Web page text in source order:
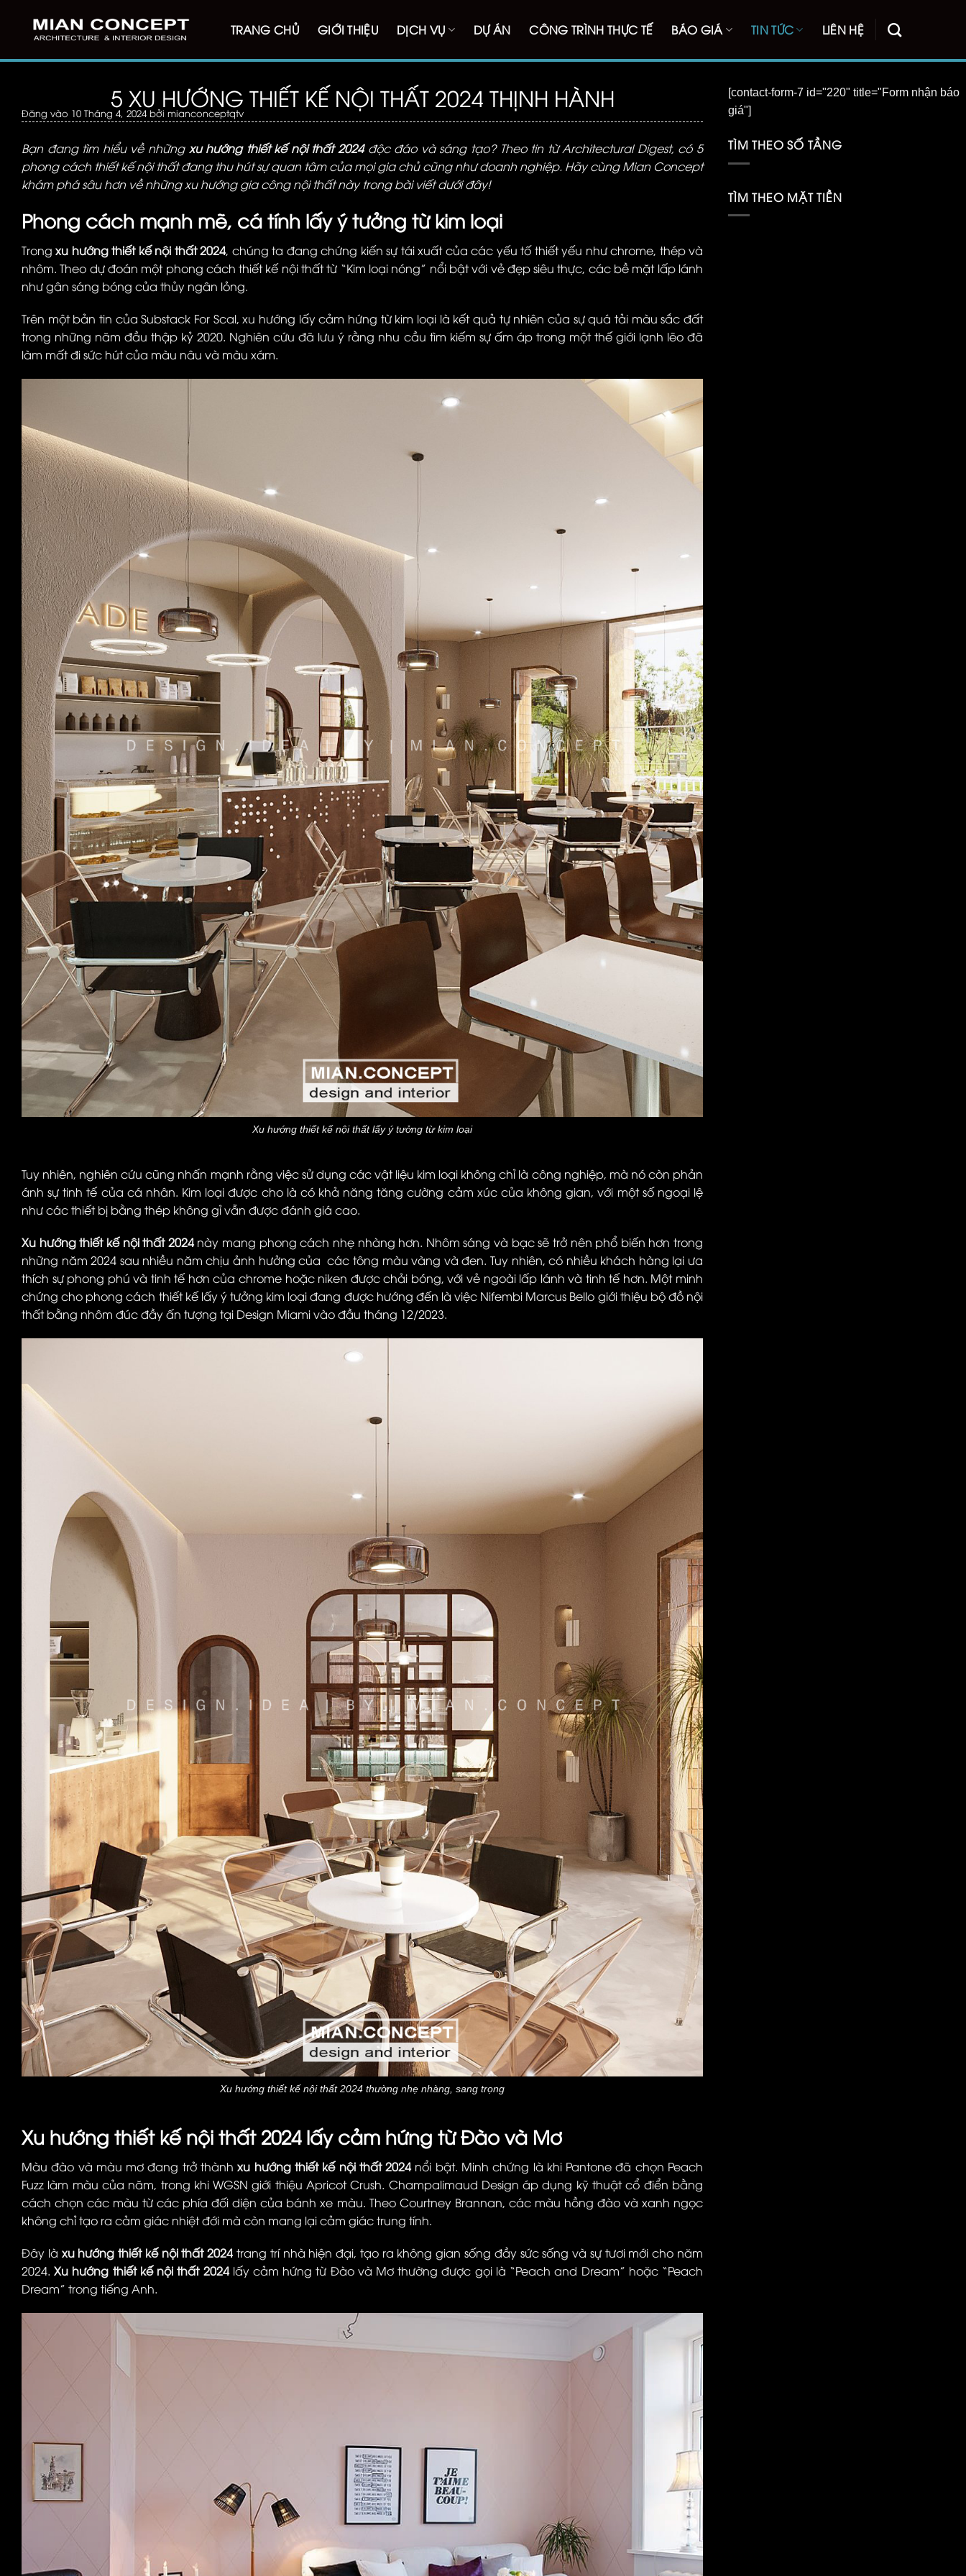
dung
TRANG CHỦ GIỚI THIỆU DỊCH VỤ DỰ ÁN CÔNG TRÌNH THỰC TẾ BÁO GIÁ TIN TỨC LIÊN HỆ
5 XU HƯỚNG THIẾT KẾ NỘI THẤT 2024 THỊNH HÀNH
Đăng vào 10 Tháng 4, 2024 bởi mianconceptqtv
Bạn đang tìm hiểu về những xu hướng thiết kế nội thất 2024độc đáo và sáng tạo? Theo tin từ Architectural Digest, có 5
phong cách thiết kế nội thất đang thu hút sự quan tâm của mọi gia chủ cũng như doanh nghiệp. Hãy cùngMian Concept
khám phá sâu hơn về những xu hướng gia công nội thất này trong bài viết dưới đây!
Phong cách mạnh mẽ, cá tính lấy ý tưởng từ kim loại
Trongxu hướng thiết kế nội thất 2024, chúng ta đang chứng kiến sự tái xuất của các yếu tố thiết yếu như chrome, thép và
nhôm. Theo dự đoán một phong cách thiết kế nội thất từ “Kim loại nóng” nổi bật với vẻ đẹp siêu thực, các bề mặt lấp lánh
như gân sáng bóng của thủy ngân lỏng.
Trên một bản tin của Substack For Scal, xu hướng lấy cảm hứng từ kim loại là kết quả tự nhiên của sự quá tải màu sắc đất
trong những năm đầu thập kỷ 2020. Nghiên cứu đã lưu ý rằng nhu cầu tìm kiếm sự ấm áp trong một thế giới lạnh lẽo đã
làm mất đi sức hút của màu nâu và màu xám.
Xu hướng thiết kế nội thất lấy ý tưởng từ kim loại
Tuy nhiên, nghiên cứu cũng nhấn mạnh rằng việc sử dụng các vật liệu kim loại không chỉ là công nghiệp, mà nó còn phản
ánh sự tinh tế của cá nhân. Kim loại được cho là có khả năng tăng cường cảm xúc của không gian, với một số ngoại lệ
như các thiết bị bằng thép không gỉ vẫn được đánh giá cao.
Xu hướng thiết kế nội thất 2024này mang phong cách nhẹ nhàng hơn. Nhôm sáng và bạc sẽ trở nên phổ biến hơn trong
những năm 2024 sau nhiều năm chịu ảnh hưởng của các tông màu vàng và đen. Tuy nhiên, có nhiều khách hàng lại ưa
thích sự phong phú và tinh tế hơn của chrome hoặc niken được chải bóng, với vẻ ngoài lấp lánh và tinh tế hơn. Một minh
chứng cho phong cách thiết kế lấy ý tưởng kim loại đang được hướng đến là việc Nifembi Marcus Bello giới thiệu bộ đồ nội
thất bằng nhôm đúc đầy ấn tượng tại Design Miami vào đầu tháng 12/2023.
Xu hướng thiết kế nội thất 2024 thường nhẹ nhàng, sang trọng
Xu hướng thiết kế nội thất 2024 lấy cảm hứng từ Đào và Mơ
Màu đào và màu mơ đang trở thànhxu hướng thiết kế nội thất 2024 nổi bật. Minh chứng là khi Pantone đã chọn Peach
Fuzz làm màu của năm, trong khi WGSN giới thiệu Apricot Crush. Champalimaud Design áp dụng kỹ thuật cổ điển bằng
cách chọn các màu từ các phía đối diện của bánh xe màu. Theo Courtney Brannan, các màu hồng đào và xanh ngọc
không chỉ tạo ra cảm giác nhiệt đới mà còn mang lại cảm giác trung tính.
Đây là xu hướng thiết kế nội thất 2024 trang trí nhà hiện đại, tạo ra không gian sống đầy sức sống và sự tươi mới cho năm
2024.Xu hướng thiết kế nội thất 2024lấy cảm hứng từ Đào và Mơ thường được gọi là “Peach and Dream” hoặc “Peach
Dream” trong tiếng Anh.
[contact-form-7 id="220" title="Form nhận báo
giá"]
TÌM THEO SỐ TẦNG
TÌM THEO MẶT TIỀN